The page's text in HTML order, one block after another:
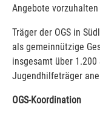
Angebote
Träger der OGS in
als gemeinnützige
insgesamt über
Jugendhilfeträger
OGS-Koordination